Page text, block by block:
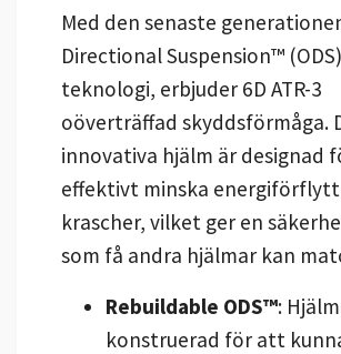
Med den senaste
Directional Suspension™ (ODS)
teknologi, erbjuder 6D ATR-3
oöverträffad skyddsförmåga.
innovativa hjälm är designad
effektivt minska
krascher, vilket ger en
som få andra hjälmar kan
Rebuildable ODS™:
konstruerad för att